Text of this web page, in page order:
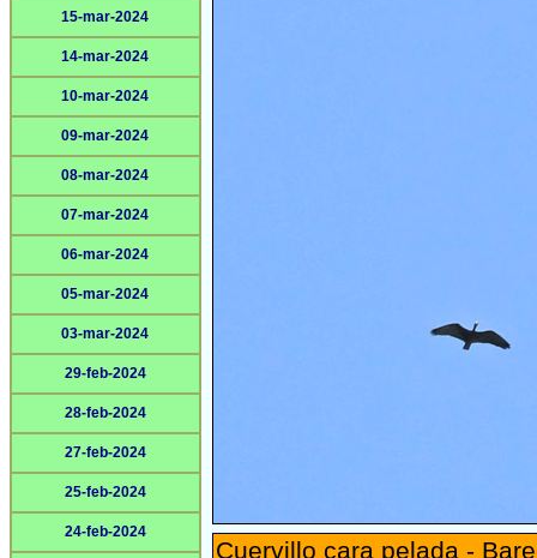
15-mar-2024
14-mar-2024
10-mar-2024
09-mar-2024
08-mar-2024
07-mar-2024
06-mar-2024
05-mar-2024
03-mar-2024
29-feb-2024
28-feb-2024
27-feb-2024
25-feb-2024
24-feb-2024
Cuervillo cara pelada -